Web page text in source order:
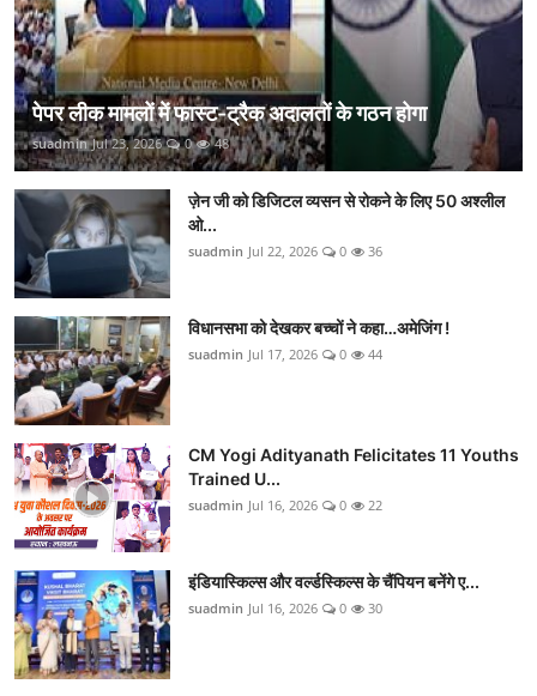
पेपर लीक मामलों में फास्ट-ट्रैक अदालतों के गठन होगा
suadmin Jul 23, 2026 0 48
ज़ेन जी को डिजिटल व्यसन से रोकने के लिए 50 अश्लील
ओ...
suadmin Jul 22, 2026 0 36
विधानसभा को देखकर बच्चों ने कहा…अमेजिंग !
suadmin Jul 17, 2026 0 44
CM Yogi Adityanath Felicitates 11 Youths
Trained U...
suadmin Jul 16, 2026 0 22
इंडियास्किल्स और वर्ल्डस्किल्स के चैंपियन बनेंगे ए...
suadmin Jul 16, 2026 0 30